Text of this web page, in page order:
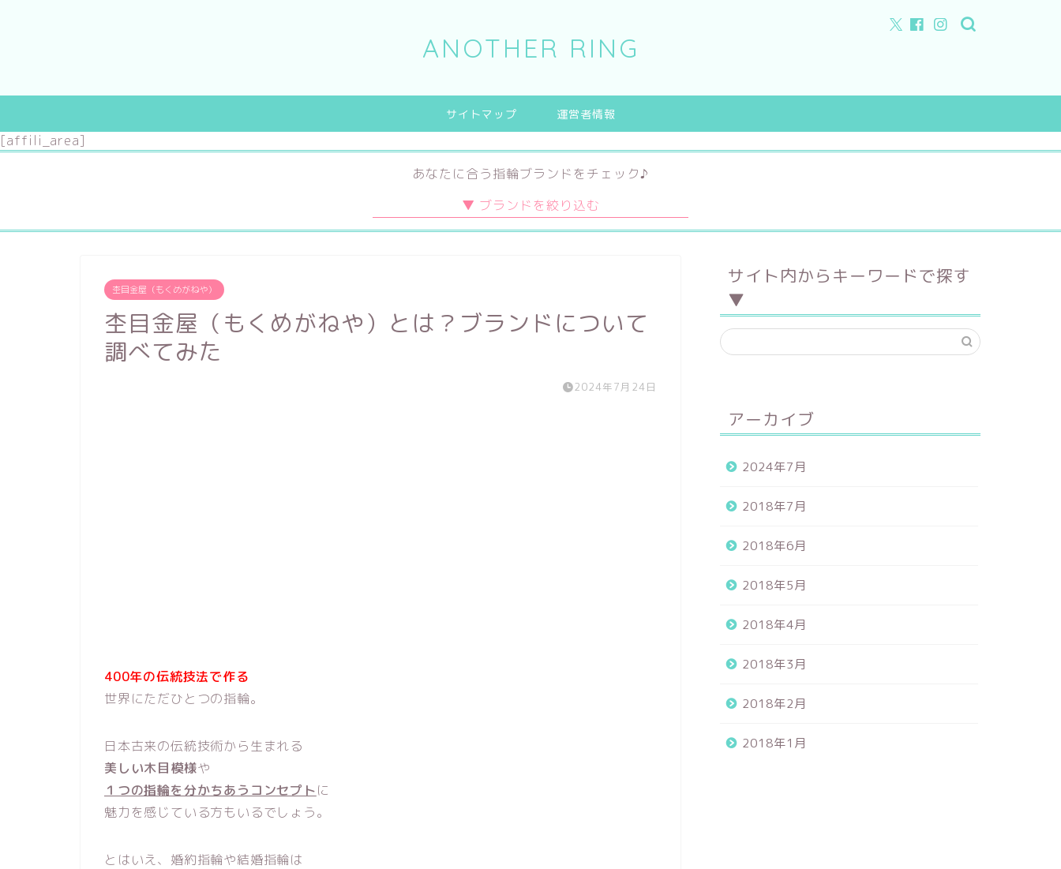
ANOTHER RING
サイトマップ 運営者情報
[affili_area]
あなたに合う指輪ブランドをチェック♪
～20万円
～30万円
30万円～
～10万円 シンプル チタン 海外ブランド
フルオーダー
セミオーダー
手作り
杢目金屋（もくめがねや）
杢目金屋（もくめがねや）とは？ブランドについて
調べてみた
2024年7月24日
400年の伝統技法で作る
世界にただひとつの指輪。
日本古来の伝統技術から生まれる
美しい木目模様や
１つの指輪を分かちあうコンセプトに
魅力を感じている方もいるでしょう。
とはいえ、婚約指輪や結婚指輪は
サイト内からキーワードで探す
▼
アーカイブ
2024年7月
2018年7月
2018年6月
2018年5月
2018年4月
2018年3月
2018年2月
2018年1月